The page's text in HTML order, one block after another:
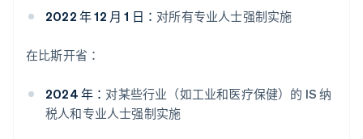
2022 年 12 月 1 日： 对所有专业人士强制实施
在比斯开省：
2024 年： 对某些行业（如工业和医疗保健）的 IS 纳
税人和专业人士强制实施